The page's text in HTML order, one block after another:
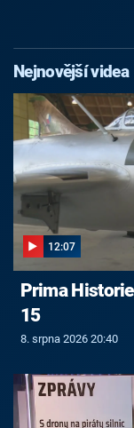
Nejnovější videa
12:07
Prima
15
8. srpna 2026 20:40